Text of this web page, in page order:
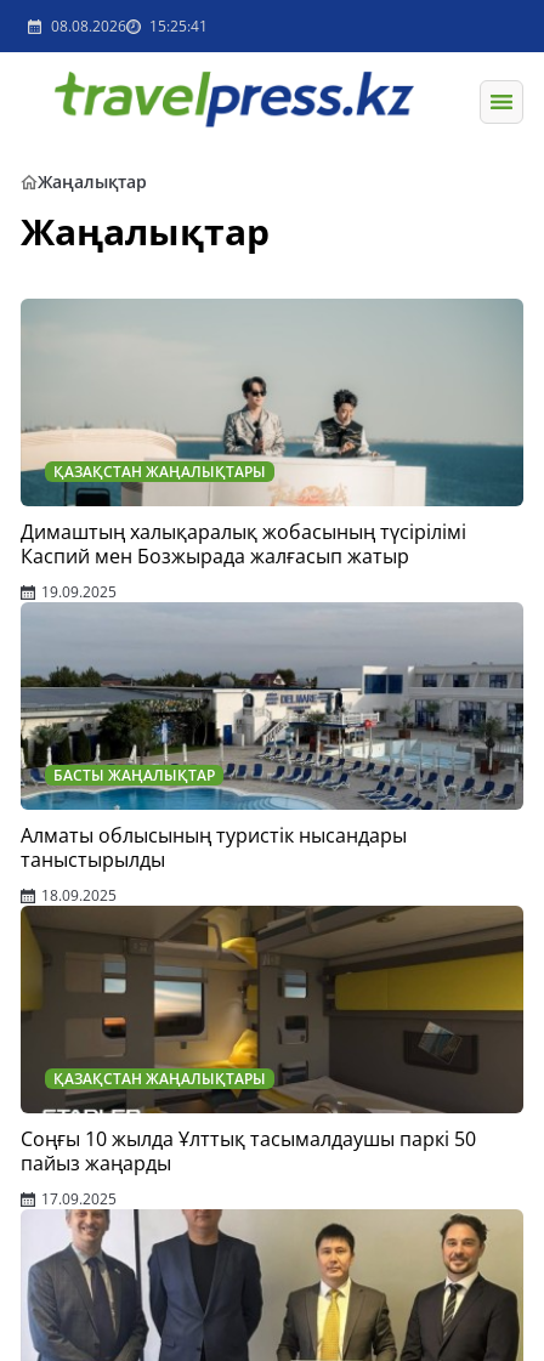
08.08.2026 15:25:41
Жаңалықтар
Жаңалықтар
ҚАЗАҚСТАН ЖАҢАЛЫҚТАРЫ
Димаштың халықаралық жобасының түсірілімі
Каспий мен Бозжырада жалғасып жатыр
19.09.2025
БАСТЫ ЖАҢАЛЫҚТАР
Алматы облысының туристік нысандары
таныстырылды
18.09.2025
ҚАЗАҚСТАН ЖАҢАЛЫҚТАРЫ
Соңғы 10 жылда Ұлттық тасымалдаушы паркі 50
пайыз жаңарды
17.09.2025